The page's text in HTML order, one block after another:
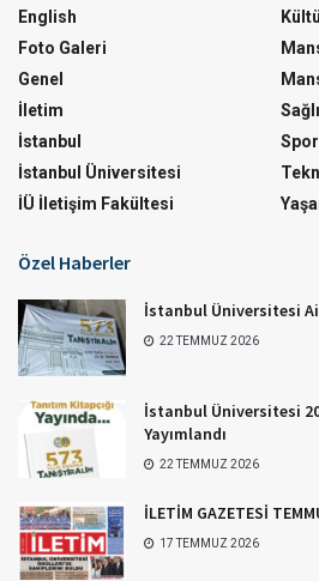
English
Foto Galeri
Genel
İletim
İstanbul
İstanbul Üniversitesi
İÜ İletişim Fakültesi
Spor
Özel Haberler
İstanbul Üniversitesi
22 TEMMUZ 2026
İstanbul Üniversitesi
Yayımlandı
22 TEMMUZ 2026
İLETİM GAZETESİ
17 TEMMUZ 2026